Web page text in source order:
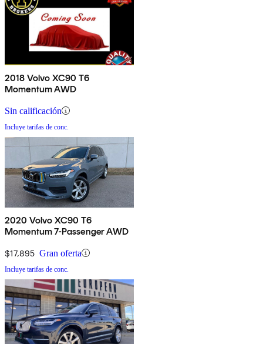
2018 Volvo XC90 T6
Momentum AWD
Sin calificación
Incluye tarifas de conc.
2020 Volvo XC90 T6
Momentum 7-Passenger AWD
$17,895 Gran oferta
Incluye tarifas de conc.